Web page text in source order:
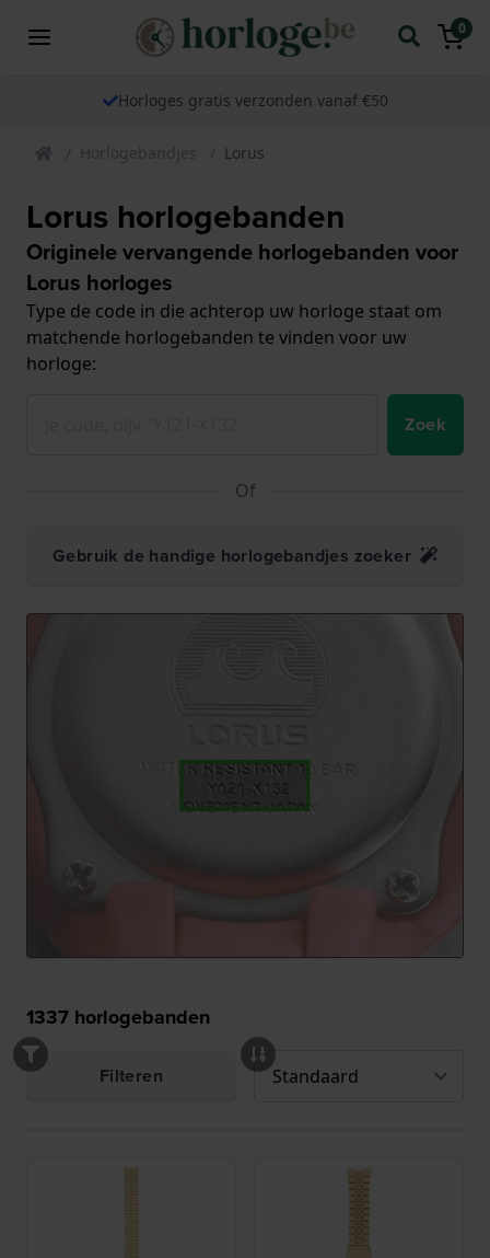
0
Horloges gratis verzonden vanaf €50
Horlogebandjes Lorus
Lorus horlogebanden
Originele vervangende horlogebanden voor
Lorus horloges
Type de code in die achterop uw horloge staat om
matchende horlogebanden te vinden voor uw
horloge:
Zoek
Of
Gebruik de handige horlogebandjes zoeker
1337 horlogebanden
Filteren